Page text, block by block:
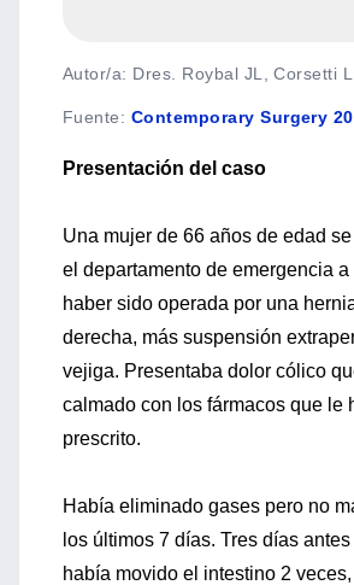
Autor/a: Dres. Roybal JL, Corsetti L.
Fuente: Contemporary Surgery
Presentación del caso
Una mujer de 66 años de edad
el departamento de emergencia
haber sido operada por una
derecha, más suspensión
vejiga. Presentaba dolor cólico
calmado con los fármacos que le
prescrito.
Había eliminado gases pero no
los últimos 7 días. Tres días
había movido el intestino 2